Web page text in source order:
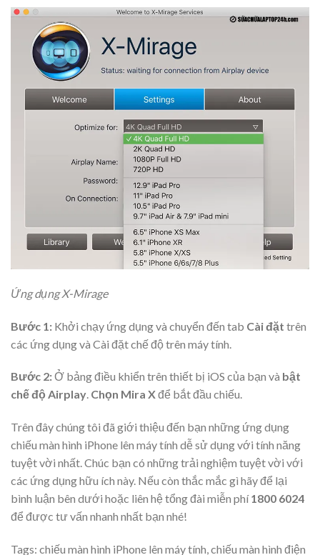
Ứng dụng X-Mirage
Bước 1: Khởi chạy ứng dụng và chuyển đến tab Cài đặt trên
các ứng dụng và Cài đặt chế độ trên máy tính.
Bước 2:Ở bảng điều khiển trên thiết bị iOS của bạn và bật
chế độ Airplay. Chọn Mira Xđể bắt đầu chiếu.
Trên đây chúng tôi đã giới thiệu đến bạn những ứng dụng
chiếu màn hình iPhone lên máy tính dễ sử dụng với tính năng
tuyệt vời nhất. Chúc bạn có những trải nghiệm tuyệt vời với
các ứng dụng hữu ích này. Nếu còn thắc mắc gì hãy để lại
bình luận bên dưới hoặc liên hệ tổng đài miễn phí1800 6024
để được tư vấn nhanh nhất bạn nhé!
Tags: chiếu màn hình iPhone lên máy tính,chiếu màn hình điện